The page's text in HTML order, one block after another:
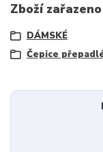
Zboží
DÁMSKÉ
Čepice